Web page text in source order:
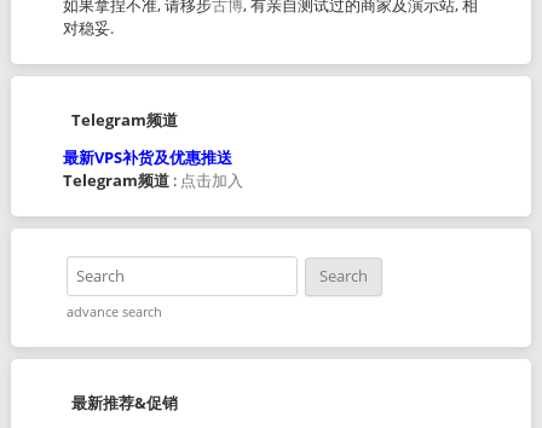
如果拿捏不准, 请移步古博, 有亲自测试过的商家及演示站, 相
对稳妥.
Telegram频道
最新VPS补货及优惠推送
Telegram频道: 点击加入
advance search
最新推荐&促销